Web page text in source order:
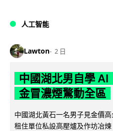
人工智能
Lawton 2 日
中國湖北男自學 AI
金冒濃煙驚動全區
中國湖北黃石一名男子見金價
租住單位私設高壓爐及作坊冶